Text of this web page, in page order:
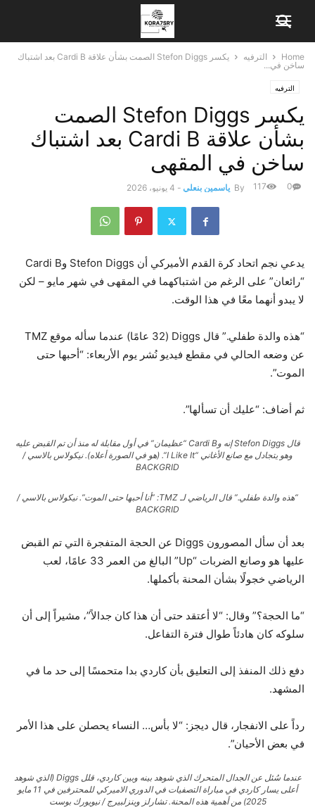
Home الترفيه
يكسر Stefon Diggs الصمت بشأن علاقة Cardi B بعد اشتباك
ساخن في...
الترفيه
يكسر Stefon Diggs الصمت
بشأن علاقة Cardi B بعد اشتباك
ساخن في المقهى
By ياسمين بنعلي - 4 يونيو، 2026 0
117
يدعي نجم اتحاد كرة القدم الأميركي أن Stefon Diggs وCardi B
“رائعان” على الرغم من اشتباكهما في المقهى في شهر مايو – لكن
لا يبدو أنهما معًا في هذا الوقت.
“هذه والدة طفلي.” قال Diggs (32 عامًا) عندما سأله موقع TMZ
عن وضعه الحالي في مقطع فيديو نُشر يوم الأربعاء: “أحبها حتى
الموت”.
ثم أضاف: “عليك أن تسألها”.
قال Stefon Diggs إنه وCardi B “عظيمان” في أول مقابلة له منذ أن تم القبض عليه
وهو يتجادل مع صانع الأغاني “I Like It”. (هو في الصورة أعلاه).
نيكولاس بالاسي /
BACKGRID
“هذه والدة طفلي.” قال الرياضي لـ TMZ: “أنا أحبها حتى الموت”.
نيكولاس بالاسي /
BACKGRID
بعد أن سأل المصورون Diggs عن الحجة المتفجرة التي تم القبض
عليها هو وصانع الضربات “Up” البالغ من العمر 33 عامًا، لعب
الرياضي خجولًا بشأن المحنة بأكملها.
“ما الحجة؟” وقال: “لا أعتقد حتى أن هذا كان جدالاً”، مشيراً إلى أن
سلوكه كان هادئاً طوال فترة التفاعل.
دفع ذلك المنفذ إلى التعليق بأن كاردي بدا متحمسًا إلى حد ما في
المشهد.
رداً على الانفجار، قال ديجز: “لا بأس… النساء يحصلن على هذا الأمر
في بعض الأحيان”.
عندما سُئل عن الجدال المتحرك الذي شوهد بينه وبين كاردي، قلل Diggs (الذي شوهد
أعلى يسار كاردي في مباراة التصفيات في الدوري الاميركي للمحترفين في 11 مايو
2025) من أهمية هذه المحنة.
تشارلز وينزلبيرج / نيويورك بوست